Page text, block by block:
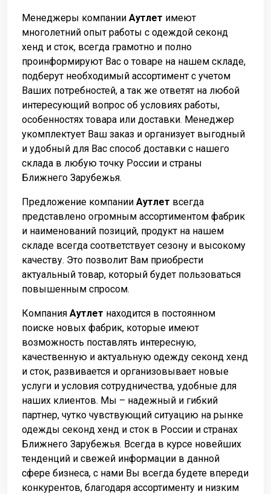
Менеджеры компании Аутлет имеют
многолетний опыт работы с одеждой секонд
хенд и сток, всегда грамотно и полно
проинформируют Вас о товаре на нашем складе,
подберут необходимый ассортимент с учетом
Ваших потребностей, а так же ответят на любой
интересующий вопрос об условиях работы,
особенностях товара или доставки. Менеджер
укомплектует Ваш заказ и организует выгодный
и удобный для Вас способ доставки с нашего
склада в любую точку России и страны
Ближнего Зарубежья.
Предложение компании Аутлет всегда
представлено огромным ассортиментом фабрик
и наименований позиций, продукт на нашем
складе всегда соответствует сезону и высокому
качеству. Это позволит Вам приобрести
актуальный товар, который будет пользоваться
повышенным спросом.
Компания Аутлет находится в постоянном
поиске новых фабрик, которые имеют
возможность поставлять интересную,
качественную и актуальную одежду секонд хенд
и сток, развивается и организовывает новые
услуги и условия сотрудничества, удобные для
наших клиентов. Мы – надежный и гибкий
партнер, чутко чувствующий ситуацию на рынке
одежды секонд хенд и сток в России и странах
Ближнего Зарубежья. Всегда в курсе новейших
тенденций и свежей информации в данной
сфере бизнеса, с нами Вы всегда будете впереди
конкурентов, благодаря ассортименту и низким